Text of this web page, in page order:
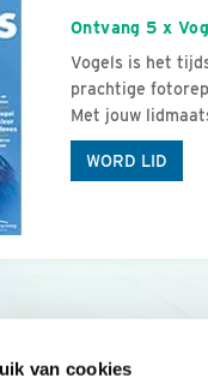
van cookies
Ontvang 5 x
Vogels is het
prachtige
Met jouw
WORD LID